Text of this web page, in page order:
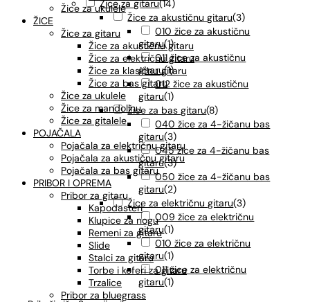
Žice za ukulele
ŽICE
Žice za gitaru
Žice za akustičnu gitaru
Žice za električnu gitaru
Žice za klasičnu gitaru
Žice za bas gitaru
Žice za ukulele
Žice za mandolinu
Žice za gitalele
POJAČALA
Pojačala za električnu gitaru
Pojačala za akustičnu gitaru
Pojačala za bas gitaru
PRIBOR I OPREMA
Pribor za gitaru
Kapodasteri
Klupice za nogu
Remeni za gitaru
Slide
Stalci za gitaru
Torbe i koferi za gitaru
Trzalice
Pribor za bluegrass
Žice za gitaru(14)
Žice za akustičnu gitaru(3)
010 žice za akustičnu
gitaru(1)
011 žice za akustičnu
gitaru(1)
012 žice za akustičnu
gitaru(1)
Žice za bas gitaru(8)
040 žice za 4-žičanu bas
gitaru(3)
045 žice za 4-žičanu bas
gitaru(3)
050 žice za 4-žičanu bas
gitaru(2)
Žice za električnu gitaru(3)
009 žice za električnu
gitaru(1)
010 žice za električnu
gitaru(1)
011 žice za električnu
gitaru(1)